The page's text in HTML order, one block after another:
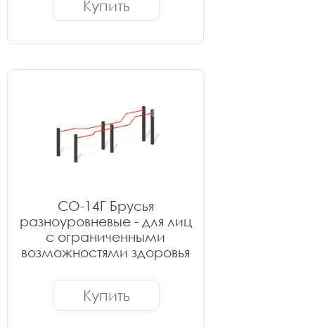
Купить
СО-14Г Брусья
разноуровневые - для лиц
с ограниченными
возможностями здоровья
Купить